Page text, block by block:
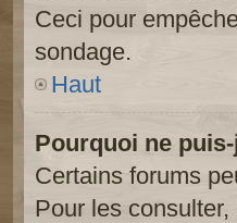
Ceci pour
sondage.
Haut
Pourquoi ne
Certains forums
Pour les